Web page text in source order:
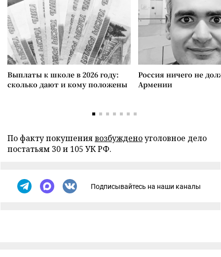
Выплаты к школе в 2026 году:
сколько дают и кому положены
Россия ничего не
Армении
По факту покушениявозбужденоуголовное дело
постатьям 30 и 105 УК РФ.
Подписывайтесь на наши каналы